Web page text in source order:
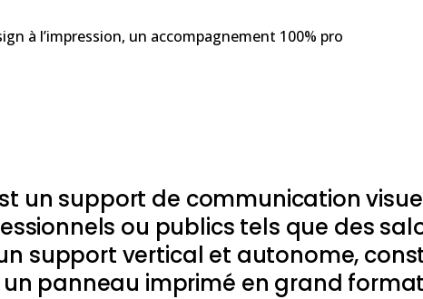
à l’impression, un accompagnement 100% pro
un support de communication
ou publics tels que des
support vertical et autonome,
panneau imprimé en grand